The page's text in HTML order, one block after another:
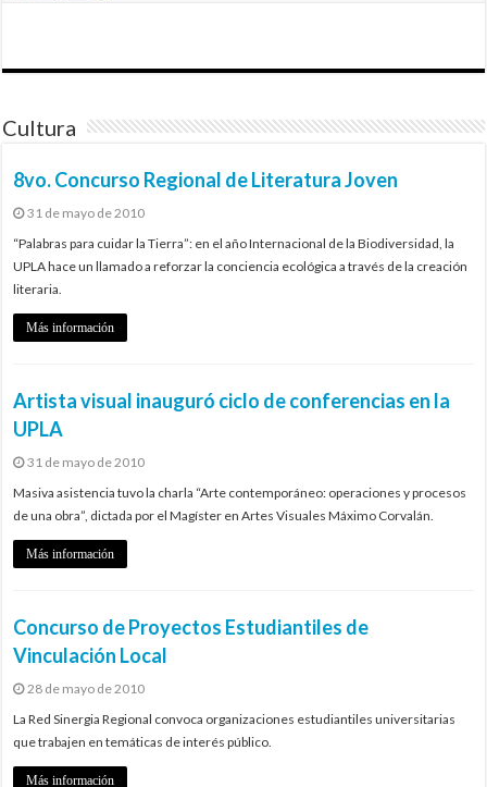
Cultura
8vo. Concurso Regional de Literatura Joven
31 de mayo de 2010
“Palabras para cuidar la Tierra”: en el año Internacional de la Biodiversidad, la
UPLA hace un llamado a reforzar la conciencia ecológica a través de la creación
literaria.
Más información
Artista visual inauguró ciclo de conferencias en la
UPLA
31 de mayo de 2010
Masiva asistencia tuvo la charla “Arte contemporáneo: operaciones y procesos
de una obra”, dictada por el Magíster en Artes Visuales Máximo Corvalán.
Más información
Concurso de Proyectos Estudiantiles de
Vinculación Local
28 de mayo de 2010
La Red Sinergia Regional convoca organizaciones estudiantiles universitarias
que trabajen en temáticas de interés público.
Más información